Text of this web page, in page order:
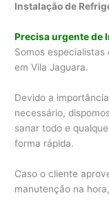
Instalação de
Precisa urgente de
Somos
em Vila Jaguara.
Devido a
necessário,
sanar todo e
forma rápida.
Caso o cliente
manutenção na